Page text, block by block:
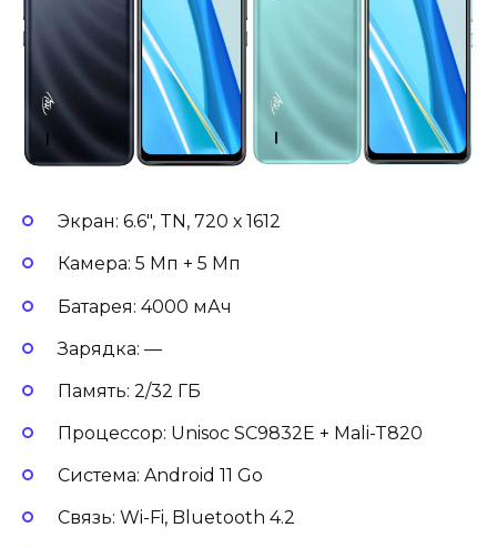
Экран: 6.6″, TN, 720 х 1612
Камера: 5 Мп + 5 Мп
Батарея: 4000 мАч
Зарядка: —
Память: 2/32 ГБ
Процессор: Unisoc SC9832E + Mali-T820
Система: Android 11 Go
Связь: Wi-Fi, Bluetooth 4.2